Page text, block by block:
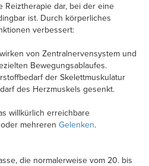
Reiztherapie dar, bei der eine
ist. Durch körperliches
verbessert:
von Zentralnervensystem und
Bewegungsablaufes.
der Skelettmuskulatur
des Herzmuskels gesenkt.
willkürlich erreichbare
mehreren Gelenken.
die normalerweise vom 20. bis